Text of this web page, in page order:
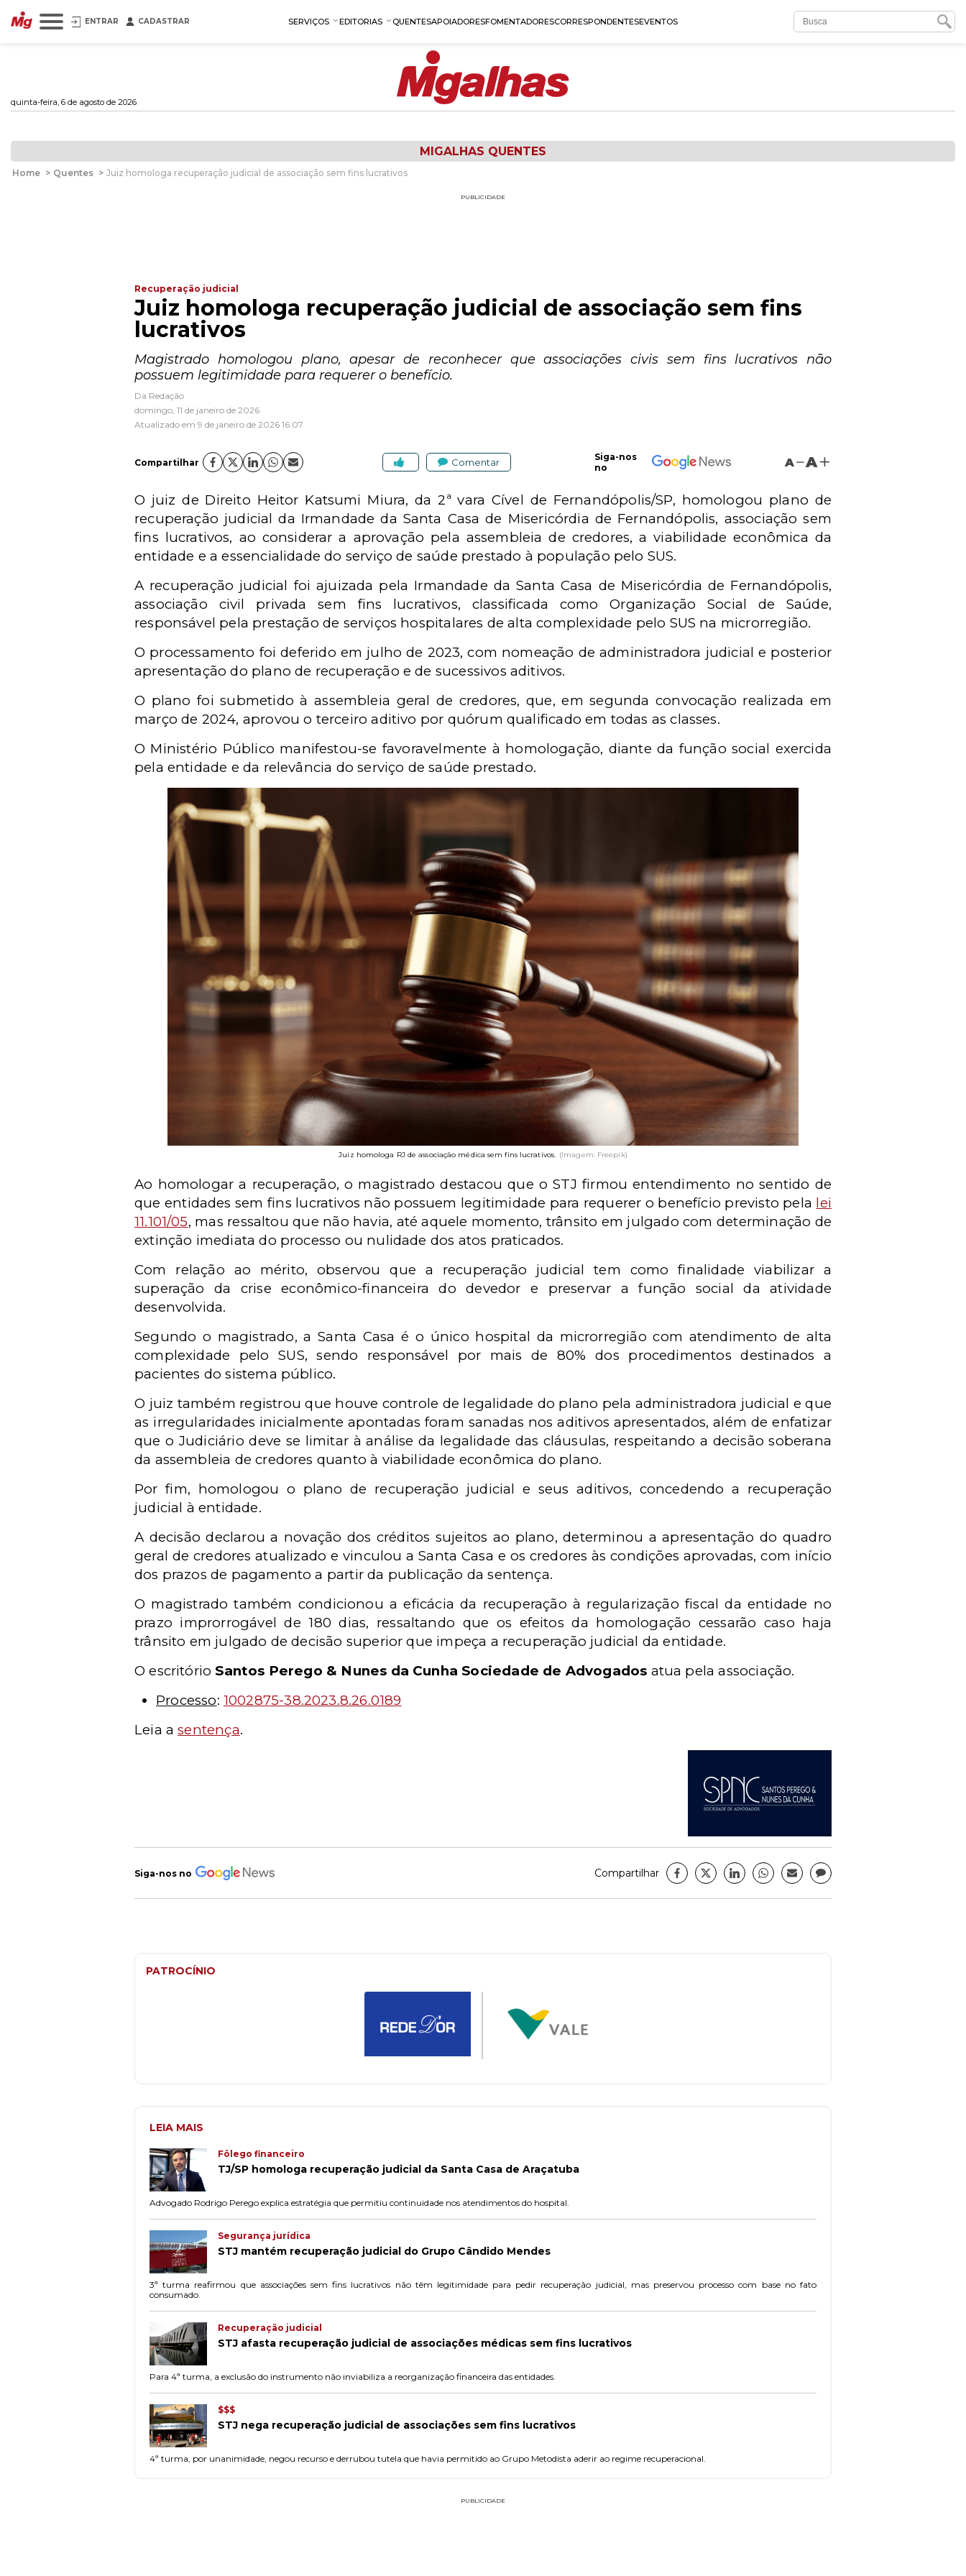
ENTRAR CADASTRAR SERVIÇOS EDITORIAS QUENTESAPOIADORESFOMENTADORESCORRESPONDENTESEVENTOS
quinta-feira, 6 de agosto de 2026
MIGALHAS QUENTES
Home > Quentes > Juiz homologa recuperação judicial de associação sem fins lucrativos
PUBLICIDADE
Recuperação judicial
Juiz homologa recuperação judicial de associação sem fins
lucrativos
Magistrado homologou plano, apesar de reconhecer que associações civis sem fins lucrativos não
possuem legitimidade para requerer o benefício.
Da Redação
domingo, 11 de janeiro de 2026
Atualizado em 9 de janeiro de 2026 16:07
Compartilhar Comentar
Siga-nos
no
A A
O juiz de Direito Heitor Katsumi Miura, da 2ª vara Cível de Fernandópolis/SP, homologou plano de
recuperação judicial da Irmandade da Santa Casa de Misericórdia de Fernandópolis, associação sem
fins lucrativos, ao considerar a aprovação pela assembleia de credores, a viabilidade econômica da
entidade e a essencialidade do serviço de saúde prestado à população pelo SUS.
A recuperação judicial foi ajuizada pela Irmandade da Santa Casa de Misericórdia de Fernandópolis,
associação civil privada sem fins lucrativos, classificada como Organização Social de Saúde,
responsável pela prestação de serviços hospitalares de alta complexidade pelo SUS na microrregião.
O processamento foi deferido em julho de 2023, com nomeação de administradora judicial e posterior
apresentação do plano de recuperação e de sucessivos aditivos.
O plano foi submetido à assembleia geral de credores, que, em segunda convocação realizada em
março de 2024, aprovou o terceiro aditivo por quórum qualificado em todas as classes.
O Ministério Público manifestou-se favoravelmente à homologação, diante da função social exercida
pela entidade e da relevância do serviço de saúde prestado.
Juiz homologa RJ de associação médica sem fins lucrativos. (Imagem: Freepik)
Ao homologar a recuperação, o magistrado destacou que o STJ firmou entendimento no sentido de
que entidades sem fins lucrativos não possuem legitimidade para requerer o benefício previsto pela lei
11.101/05, mas ressaltou que não havia, até aquele momento, trânsito em julgado com determinação de
extinção imediata do processo ou nulidade dos atos praticados.
Com relação ao mérito, observou que a recuperação judicial tem como finalidade viabilizar a
superação da crise econômico-financeira do devedor e preservar a função social da atividade
desenvolvida.
Segundo o magistrado, a Santa Casa é o único hospital da microrregião com atendimento de alta
complexidade pelo SUS, sendo responsável por mais de 80% dos procedimentos destinados a
pacientes do sistema público.
O juiz também registrou que houve controle de legalidade do plano pela administradora judicial e que
as irregularidades inicialmente apontadas foram sanadas nos aditivos apresentados, além de enfatizar
que o Judiciário deve se limitar à análise da legalidade das cláusulas, respeitando a decisão soberana
da assembleia de credores quanto à viabilidade econômica do plano.
Por fim, homologou o plano de recuperação judicial e seus aditivos, concedendo a recuperação
judicial à entidade.
A decisão declarou a novação dos créditos sujeitos ao plano, determinou a apresentação do quadro
geral de credores atualizado e vinculou a Santa Casa e os credores às condições aprovadas, com início
dos prazos de pagamento a partir da publicação da sentença.
O magistrado também condicionou a eficácia da recuperação à regularização fiscal da entidade no
prazo improrrogável de 180 dias, ressaltando que os efeitos da homologação cessarão caso haja
trânsito em julgado de decisão superior que impeça a recuperação judicial da entidade.
O escritórioSantos Perego & Nunes da Cunha Sociedade de Advogados atua pela associação.
Processo: 1002875-38.2023.8.26.0189
Leia asentença.
Siga-nos no Compartilhar
PATROCÍNIO
LEIA MAIS
Fôlego financeiro
TJ/SP homologa recuperação judicial da Santa Casa de Araçatuba
Advogado Rodrigo Perego explica estratégia que permitiu continuidade nos atendimentos do hospital.
Segurança jurídica
STJ mantém recuperação judicial do Grupo Cândido Mendes
3ª turma reafirmou que associações sem fins lucrativos não têm legitimidade para pedir recuperação judicial, mas preservou processo com base no fato
consumado.
Recuperação judicial
STJ afasta recuperação judicial de associações médicas sem fins lucrativos
Para 4ª turma, a exclusão do instrumento não inviabiliza a reorganização financeira das entidades.
$$$
STJ nega recuperação judicial de associações sem fins lucrativos
4ª turma, por unanimidade, negou recurso e derrubou tutela que havia permitido ao Grupo Metodista aderir ao regime recuperacional.
PUBLICIDADE